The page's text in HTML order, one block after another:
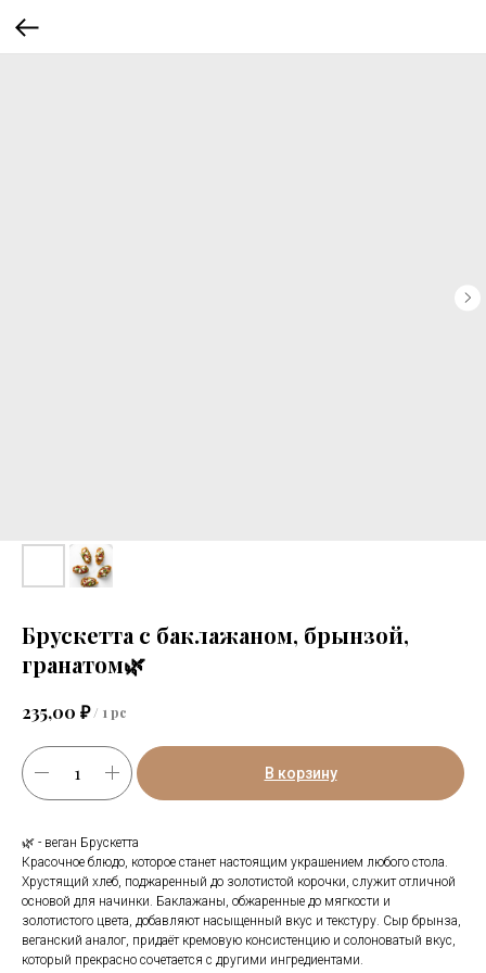
Брускетта с баклажаном, брынзой,
гранатом🌿
235,00 ₽ / 1 pc
В корзину
🌿 - веган Брускетта
Красочное блюдо, которое станет настоящим украшением любого стола.
Хрустящий хлеб, поджаренный до золотистой корочки, служит отличной
основой для начинки. Баклажаны, обжаренные до мягкости и
золотистого цвета, добавляют насыщенный вкус и текстуру. Сыр брынза,
веганский аналог, придаёт кремовую консистенцию и солоноватый вкус,
который прекрасно сочетается с другими ингредиентами.